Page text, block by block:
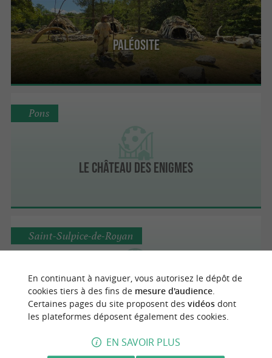
Paléosite
Le Château des Enigmes
Pons
Pirate Parc
Saint-Sulpice-de-Royan
En continuant à naviguer, vous autorisez le dépôt de
cookies tiers à des fins de mesure d'audience.
Certaines pages du site proposent des vidéosdont
les plateformes déposent également des cookies.
EN SAVOIR PLUS